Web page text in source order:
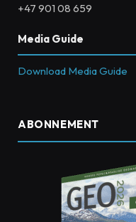
+47 901 08 659
Media Guide
Download Media Guide
ABONNEMENT